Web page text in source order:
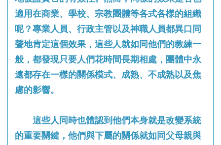
適用在商業、學校、宗教團體等各式各樣的組織
呢？專業人員、行政主管以及神職人員都異口同
聲地肯定這個效果，這些人就如同他們的教練一
般，都發現只要人們花時間長期相處，團體中永
遠都存在一樣的關係模式、成熟、不成熟以及焦
慮的影響。
這些人同時也體認到他們本身就是改變系統
的重要關鍵，他們與下屬的關係就如同父母親與